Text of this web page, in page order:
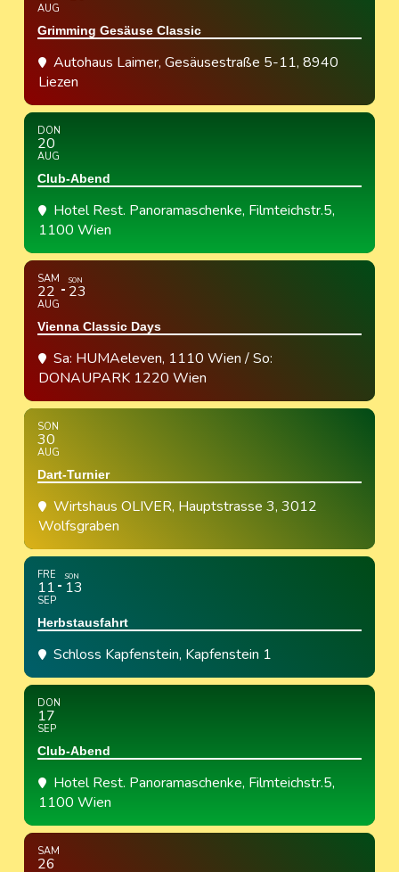
AUG
Grimming Gesäuse Classic
Autohaus Laimer, Gesäusestraße 5-11, 8940
Liezen
DON
20
AUG
Club-Abend
Hotel Rest. Panoramaschenke, Filmteichstr.5,
1100 Wien
SAM
22
AUG
SON
23
Vienna Classic Days
Sa: HUMAeleven, 1110 Wien / So:
DONAUPARK 1220 Wien
SON
30
AUG
Dart-Turnier
Wirtshaus OLIVER, Hauptstrasse 3, 3012
Wolfsgraben
FRE
11
SEP
SON
13
Herbstausfahrt
Schloss Kapfenstein, Kapfenstein 1
DON
17
SEP
Club-Abend
Hotel Rest. Panoramaschenke, Filmteichstr.5,
1100 Wien
SAM
26